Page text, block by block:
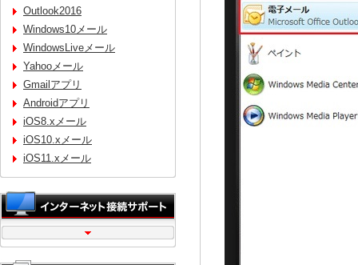
Outlook2016
Windows10メール
WindowsLiveメール
Yahooメール
Gmailアプリ
Androidアプリ
iOS8.xメール
iOS10.xメール
iOS11.xメール